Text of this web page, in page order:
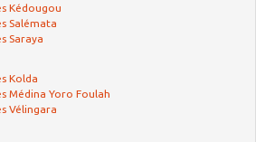
Kédougou
Salémata
Saraya
Kolda
Médina Yoro Foulah
Vélingara